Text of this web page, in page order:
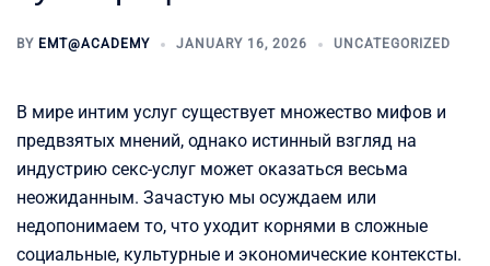
BY EMT@ACADEMY JANUARY 16, 2026 UNCATEGORIZED
В мире интим услуг существует множество мифов и
предвзятых мнений, однако истинный взгляд на
индустрию секс-услуг может оказаться весьма
неожиданным. Зачастую мы осуждаем или
недопонимаем то, что уходит корнями в сложные
социальные, культурные и экономические контексты.